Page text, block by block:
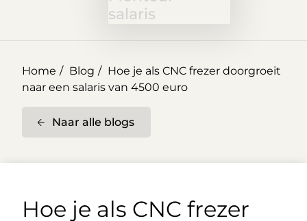
salaris
Home Blog
Hoe je als CNC frezer doorgroeit
naar een salaris van 4500 euro
Naar alle blogs
Hoe je als CNC frezer